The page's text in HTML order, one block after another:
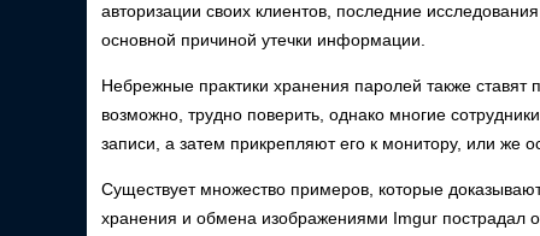
авторизации своих клиентов, последние
основной причиной утечки информации.
Небрежные практики хранения паролей также ставят
возможно, трудно поверить, однако многие
записи, а затем прикрепляют его к монитору, или же
Существует множество примеров, которые
хранения и обмена изображениями Imgur пострадал